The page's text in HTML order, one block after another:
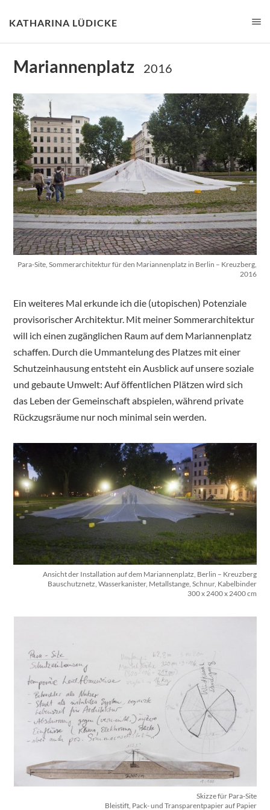
KATHARINA LÜDICKE
Mariannenplatz 2016
Para-Site, Sommerarchitektur für den Mariannenplatz in Berlin – Kreuzberg,
2016
Ein weiteres Mal erkunde ich die (utopischen) Potenziale
provisorischer Architektur. Mit meiner Sommerarchitektur
will ich einen zugänglichen Raum auf dem Mariannenplatz
schaffen. Durch die Ummantelung des Platzes mit einer
Schutzeinhausung entsteht ein Ausblick auf unsere soziale
und gebaute Umwelt: Auf öffentlichen Plätzen wird sich
das Leben der Gemeinschaft abspielen, während private
Rückzugsräume nur noch minimal sein werden.
Ansicht der Installation auf dem Mariannenplatz, Berlin – Kreuzberg
Bauschutznetz, Wasserkanister, Metallstange, Schnur, Kabelbinder
300 x 2400 x 2400 cm
Skizze für Para-Site
Bleistift, Pack- und Transparentpapier auf Papier